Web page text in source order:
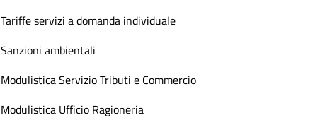
Tariffe servizi a domanda individuale
Sanzioni ambientali
Modulistica Servizio Tributi e Commercio
Modulistica Ufficio Ragioneria